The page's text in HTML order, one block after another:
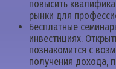
повысить
рынки для
Бесплатные
инвестициях.
познакомится с
получения дохода,